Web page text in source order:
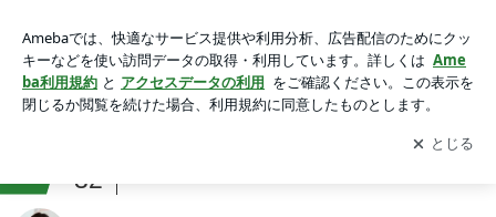
強の不動産投資 -2ページ目
アプリをダウンロードして ブログの更新通知
を受け取りまし
ょう。
開く
32